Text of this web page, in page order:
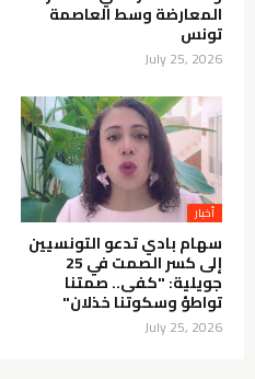
المعارضة وسط العاصمة
تونس
July 25, 2026
أخبار
سهام بادي تدعو التونسيين
إلى كسر الصمت في 25
جويلية: "كفى.. صمتنا
تواطؤ وسكوتنا خذلان"
July 25, 2026